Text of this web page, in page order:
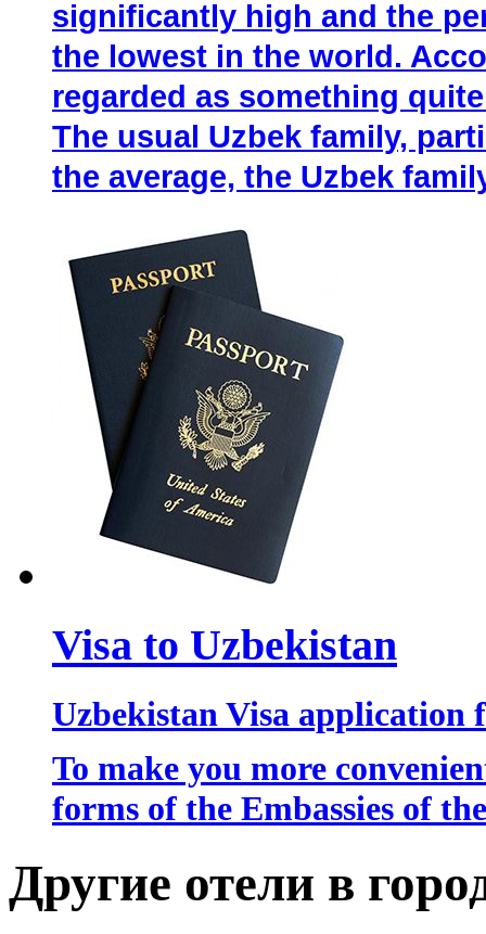
significantly high and the
the lowest in the world.
regarded as something
The usual Uzbek family,
the average, the Uzbek
Visa to Uzbekistan
Uzbekistan Visa application
To make you more
forms of the Embassies of
Другие отели в